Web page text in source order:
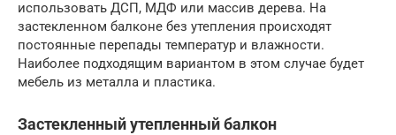
использовать ДСП, МДФ или массив дерева. На
застекленном балконе без утепления происходят
постоянные перепады температур и влажности.
Наиболее подходящим вариантом в этом случае будет
мебель из металла и пластика.
Застекленный утепленный балкон